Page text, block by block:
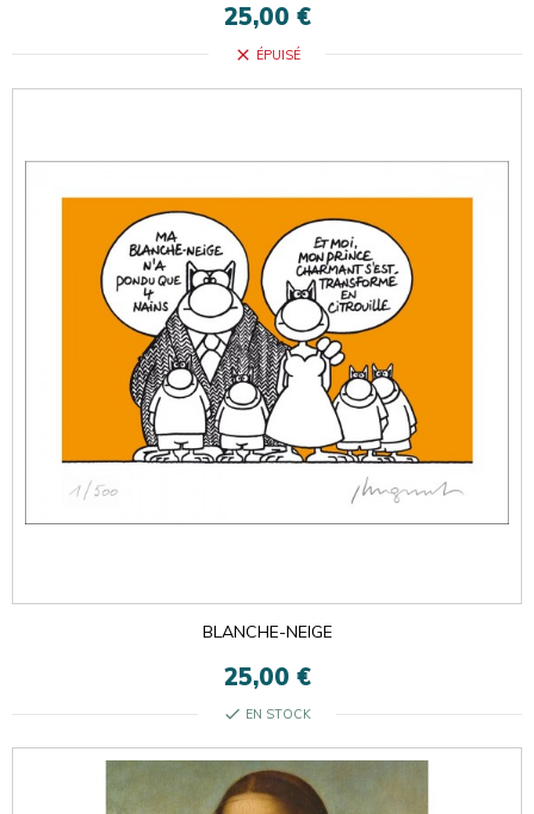
25,00 €
close ÉPUISÉ
BLANCHE-NEIGE
25,00 €
check EN STOCK